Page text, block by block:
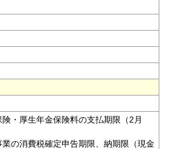
険・厚生年金保険料の支払期限（2月
業の消費税確定申告期限、納期限（現金